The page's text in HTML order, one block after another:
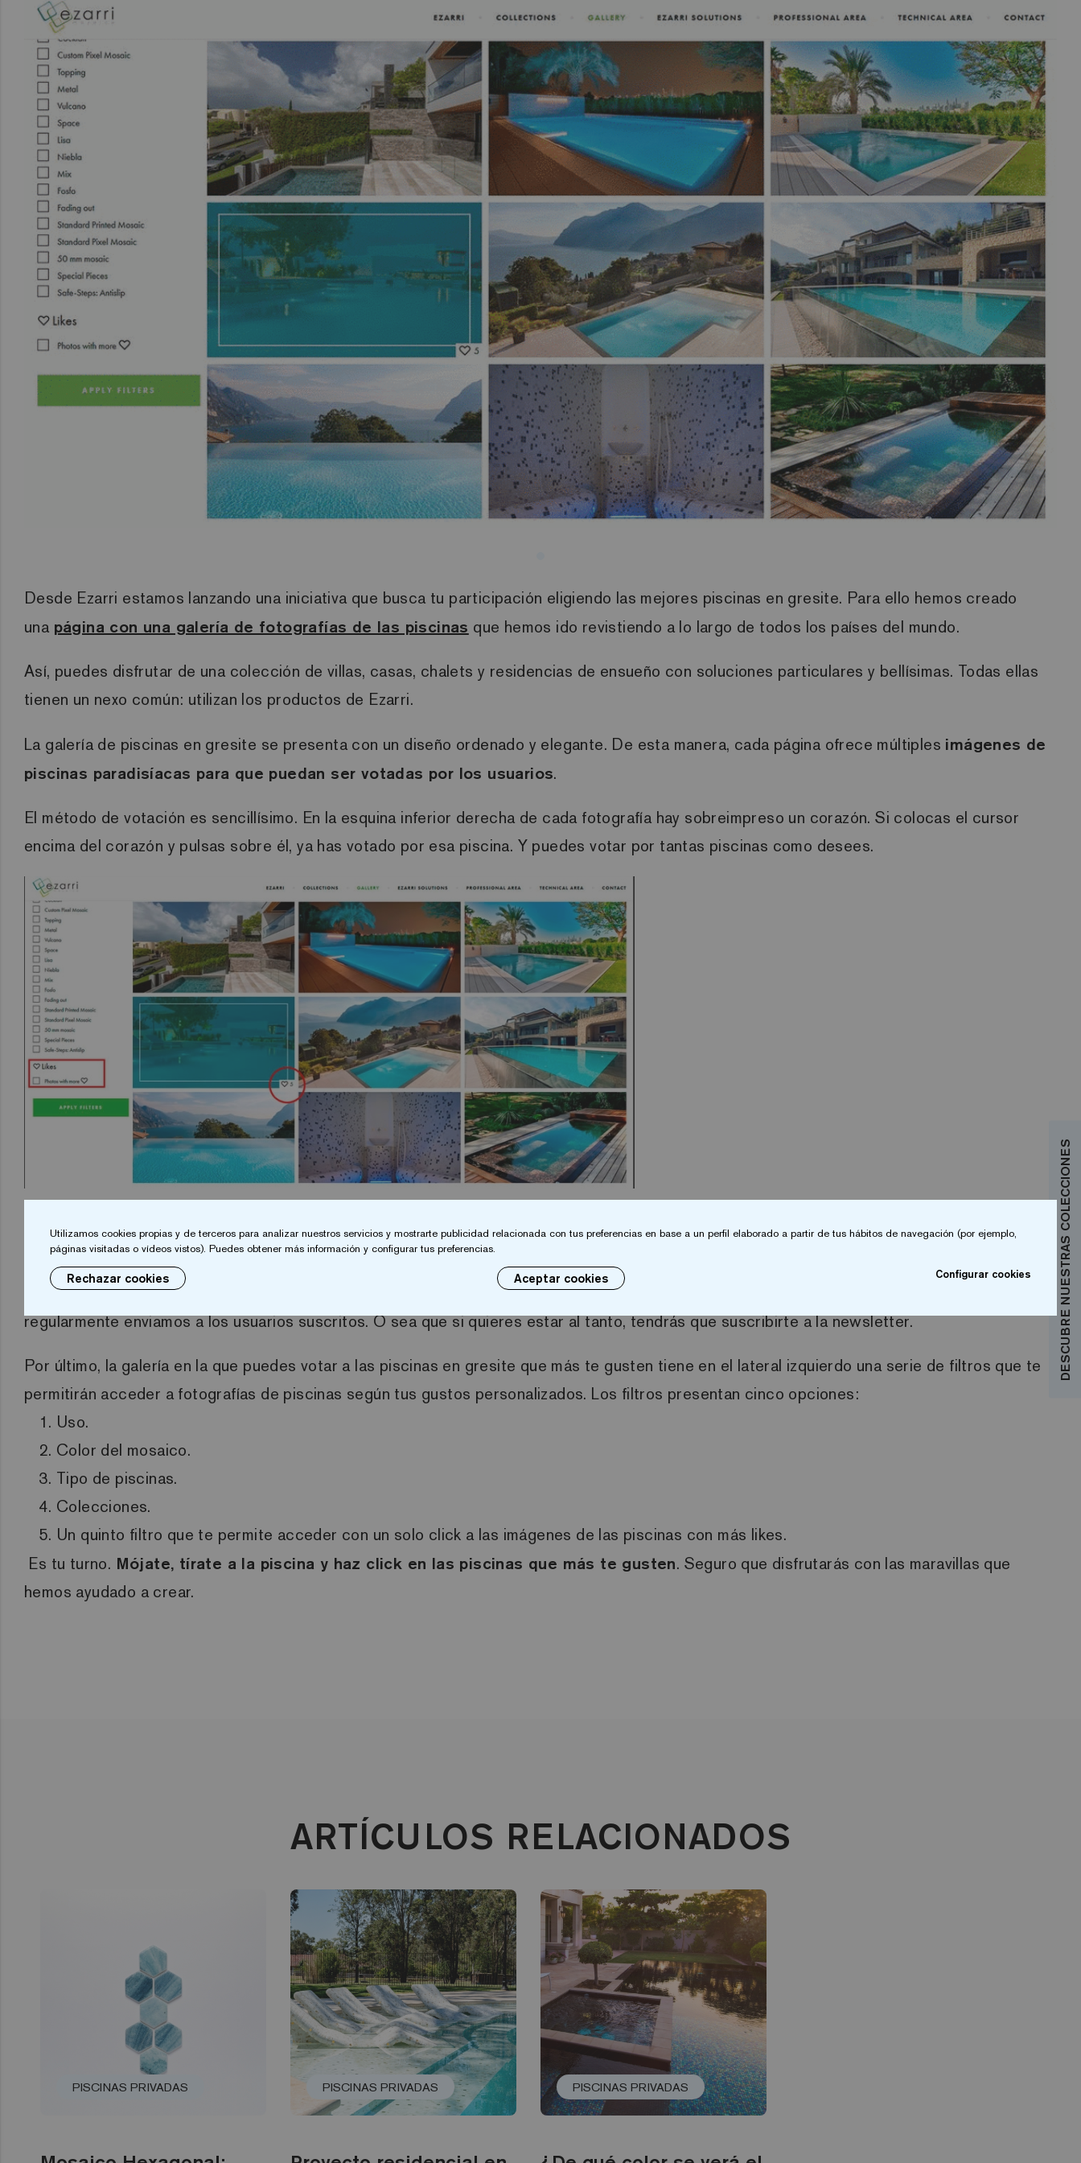
Desde Ezarri estamos lanzando una iniciativa que busca tu participación eligiendo las mejores piscinas en gresite. Para ello hemos creado
una página con una galería de fotografías de las piscinas que hemos ido revistiendo a lo largo de todos los países del mundo.
Así, puedes disfrutar de una colección de villas, casas, chalets y residencias de ensueño con soluciones particulares y bellísimas. Todas ellas
tienen un nexo común: utilizan los productos de Ezarri.
La galería de piscinas en gresite se presenta con un diseño ordenado y elegante. De esta manera, cada página ofrece múltiples imágenes de
piscinas paradisíacas para que puedan ser votadas por los usuarios.
El método de votación es sencillísimo. En la esquina inferior derecha de cada fotografía hay sobreimpreso un corazón. Si colocas el cursor
encima del corazón y pulsas sobre él, ya has votado por esa piscina. Y puedes votar por tantas piscinas como desees.
Nuestra intención esestablecer clasificaciones de las piscinas más votadas de cada mes y de cada año
. Lo interesante es que esta
información se crea a partir de la participación de los usuarios. Una vez procesada la daremos a conocer en la
regularmenteenviamosa los usuarios suscritos. O sea que si quieres estar al tanto, tendrás que suscribirte a lanewsletter.
Por último, la galería en la que puedes votar a las piscinas en gresite que más te gusten tiene en el lateral izquierdo una serie de filtros que te
permitirán acceder a fotografías de piscinas según tus gustos personalizados. Los filtros presentan cinco opciones:
Uso.
Color del mosaico.
Tipo de piscinas.
Colecciones.
Un quinto filtro que te permite acceder con un solo click a las imágenes de las piscinas con más likes.
Es tu turno. Mójate, tírate a la piscina y haz click en las piscinas que más te gusten. Seguro que disfrutarás con las maravillas que
hemos ayudado a crear.
DESCUBRE NUESTRAS COLECCIONES
ARTÍCULOS RELACIONADOS
PISCINAS PRIVADAS PISCINAS PRIVADAS PISCINAS PRIVADAS
Utilizamos cookies propias y de terceros para analizar nuestros servicios y mostrarte publicidad relacionada con tus preferencias en base a un perfil elaborado a partir de tus hábitos de navegación (por ejemplo,
páginas visitadas o vídeos vistos). Puedes obtener más información y configurar tus preferencias.
Rechazar cookies Aceptar cookies Configurar cookies